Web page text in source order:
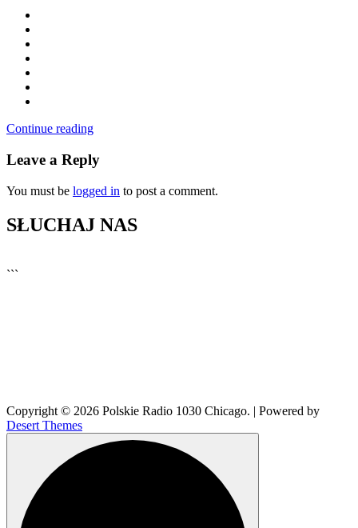
Continue reading
Leave a Reply
You must be logged in to post a comment.
SŁUCHAJ NAS
```
Copyright © 2026 Polskie Radio 1030 Chicago. | Powered by
Desert Themes